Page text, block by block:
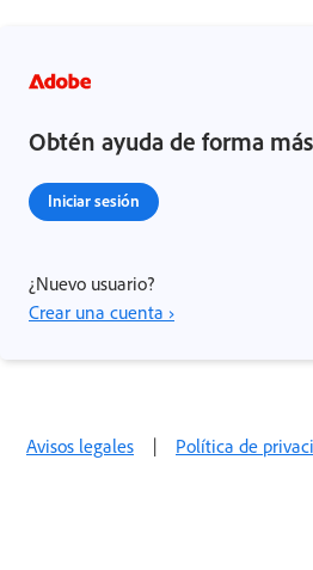
Obtén ayuda de forma
Iniciar sesión
¿Nuevo usuario?
Crear una cuenta ›
Avisos legales | Política de